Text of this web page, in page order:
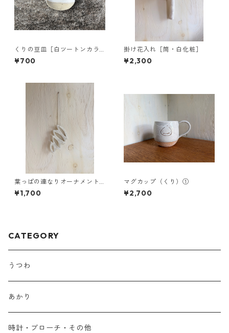
くりの豆皿［白ツートンカラ
ー］
¥700
掛け花入れ［筒・白化粧］
¥2,300
葉っぱの連なりオーナメント
①
¥1,700
マグカップ（くり）①
¥2,700
CATEGORY
うつわ
あかり
時計・ブローチ・その他